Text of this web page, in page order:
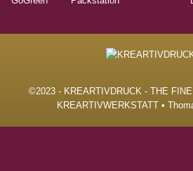
©2023 - KREARTIVDRUCK - THE
KREARTIVWERKSTATT •